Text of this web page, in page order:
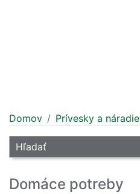
Domov Prívesky a náradie
Hľadať
Domáce potreby